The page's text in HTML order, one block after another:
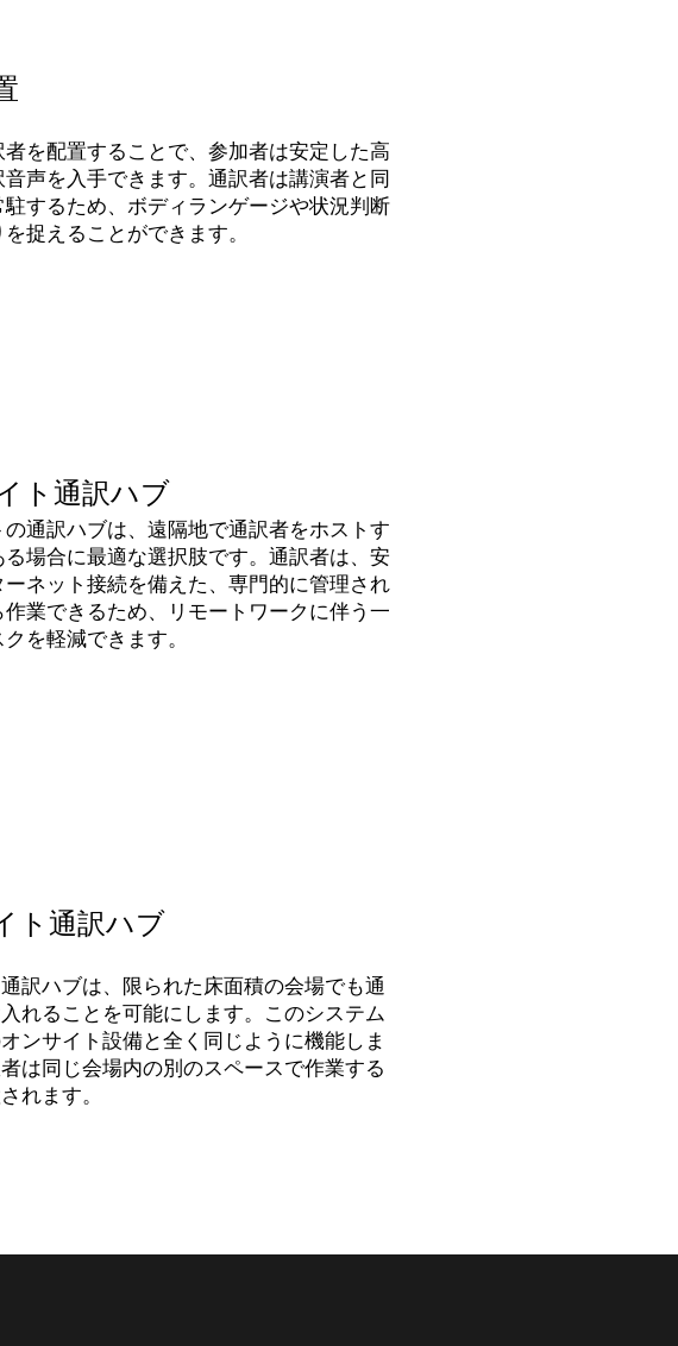
を配置することで、参加者は安定した高
音声を入手できます。通訳者は講演者と同
駐するため、ボディランゲージや状況判断
捉えることができます。
ト通訳ハブ
の通訳ハブは、遠隔地で通訳者をホストす
る場合に最適な選択肢です。通訳者は、安
ネット接続を備えた、専門的に管理され
作業できるため、リモートワークに伴う一
を軽減できます。
ト通訳ハブ
訳ハブは、限られた床面積の会場でも通
れることを可能にします。このシステム
ンサイト設備と全く同じように機能しま
は同じ会場内の別のスペースで作業する
れます。